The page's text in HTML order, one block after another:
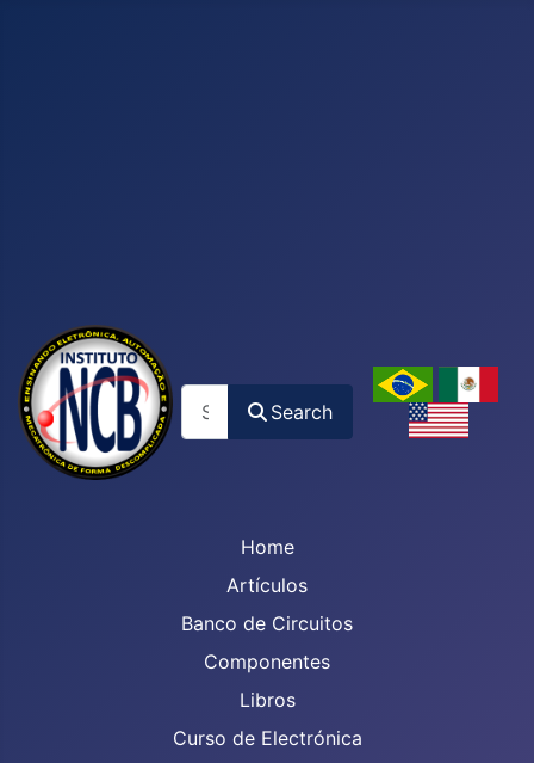
Search
Home
Artículos
Banco de Circuitos
Componentes
Libros
Curso de Electrónica